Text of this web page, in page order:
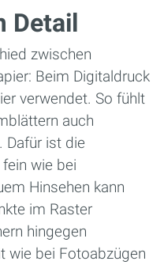
Detail
zwischen
Beim Digitaldruck
verwendet. So fühlt
auch
Dafür ist die
wie bei
Hinsehen kann
im Raster
hingegen
wie bei Fotoabzügen